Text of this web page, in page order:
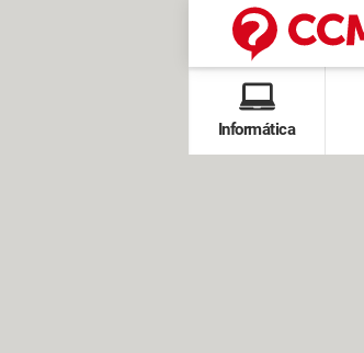
Informática